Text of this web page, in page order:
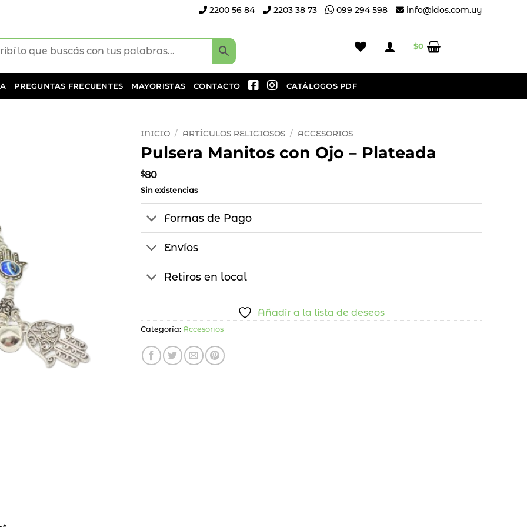
2200 56 84 2203 38 73 099 294 598 info@idos.com.uy
$0
PREGUNTAS FRECUENTES MAYORISTAS CONTACTO CATÁLOGOS PDF
INICIO / ARTÍCULOS RELIGIOSOS / ACCESORIOS
Pulsera Manitos con Ojo – Plateada
$80
Sin existencias
Formas de Pago
Envíos
Retiros en local
Añadir a la lista de deseos
Categoría: Accesorios